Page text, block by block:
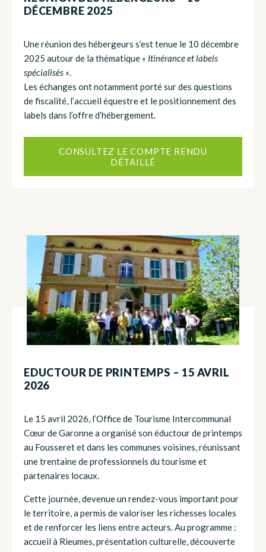
DÉCEMBRE 2025
Une réunion des hébergeurs s’est tenue le 10 décembre
2025 autour de la thématique « Itinérance et labels
spécialisés ».
Les échanges ont notamment porté sur des questions
de fiscalité, l’accueil équestre et le positionnement des
labels dans l’offre d’hébergement.
CONSULTEZ LE COMPTE RENDU
DÉTAILLÉ
EDUCTOUR DE PRINTEMPS – 15 AVRIL
2026
Le 15 avril 2026, l’Office de Tourisme Intercommunal
Cœur de Garonne a organisé son éductour de printemps
au Fousseret et dans les communes voisines, réunissant
une trentaine de professionnels du tourisme et
partenaires locaux.
Cette journée, devenue un rendez-vous important pour
le territoire, a permis de valoriser les richesses locales
et de renforcer les liens entre acteurs. Au programme :
accueil à Rieumes, présentation culturelle, découverte